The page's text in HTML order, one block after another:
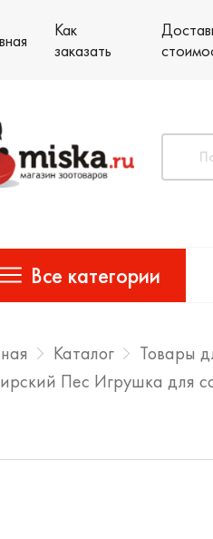
Как
заказать
Все категории
Каталог Товары
Пес Игрушка для